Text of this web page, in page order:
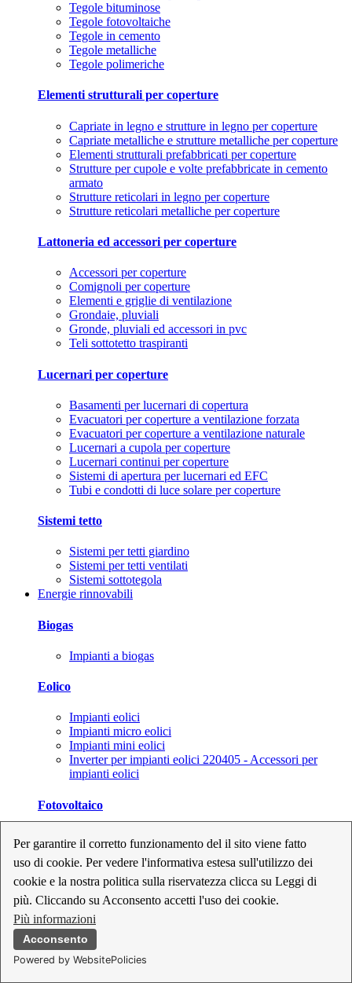
Per garantire il corretto funzionamento del il sito viene fatto
uso di cookie. Per vedere l'informativa estesa sull'utilizzo dei
cookie e la nostra politica sulla riservatezza clicca su Leggi di
più. Cliccando su Acconsento accetti l'uso dei cookie.
Più informazioni
Acconsento
Powered by WebsitePolicies
Tegole bituminose
Tegole fotovoltaiche
Tegole in cemento
Tegole metalliche
Tegole polimeriche
Elementi strutturali per coperture
Capriate in legno e strutture in legno per coperture
Capriate metalliche e strutture metalliche per coperture
Elementi strutturali prefabbricati per coperture
Strutture per cupole e volte prefabbricate in cemento
armato
Strutture reticolari in legno per coperture
Strutture reticolari metalliche per coperture
Lattoneria ed accessori per coperture
Accessori per coperture
Comignoli per coperture
Elementi e griglie di ventilazione
Grondaie, pluviali
Gronde, pluviali ed accessori in pvc
Teli sottotetto traspiranti
Lucernari per coperture
Basamenti per lucernari di copertura
Evacuatori per coperture a ventilazione forzata
Evacuatori per coperture a ventilazione naturale
Lucernari a cupola per coperture
Lucernari continui per coperture
Sistemi di apertura per lucernari ed EFC
Tubi e condotti di luce solare per coperture
Sistemi tetto
Sistemi per tetti giardino
Sistemi per tetti ventilati
Sistemi sottotegola
Energie rinnovabili
Biogas
Impianti a biogas
Eolico
Impianti eolici
Impianti micro eolici
Impianti mini eolici
Inverter per impianti eolici 220405 - Accessori per
impianti eolici
Fotovoltaico
Inverter per impianti fotovoltaici
Kit per impianti fotovoltaici
Moduli fotovoltaici
Sistemi di monitoraggio per impianti fotovoltaici
Strumenti di collaudo e configurazione per impianti
fotovoltaici
Supporti per impianti fotovoltaici
Geotermia